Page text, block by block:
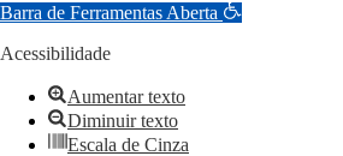
Barra de Ferramentas Aberta
Acessibilidade
Aumentar texto
Diminuir texto
Escala de Cinza